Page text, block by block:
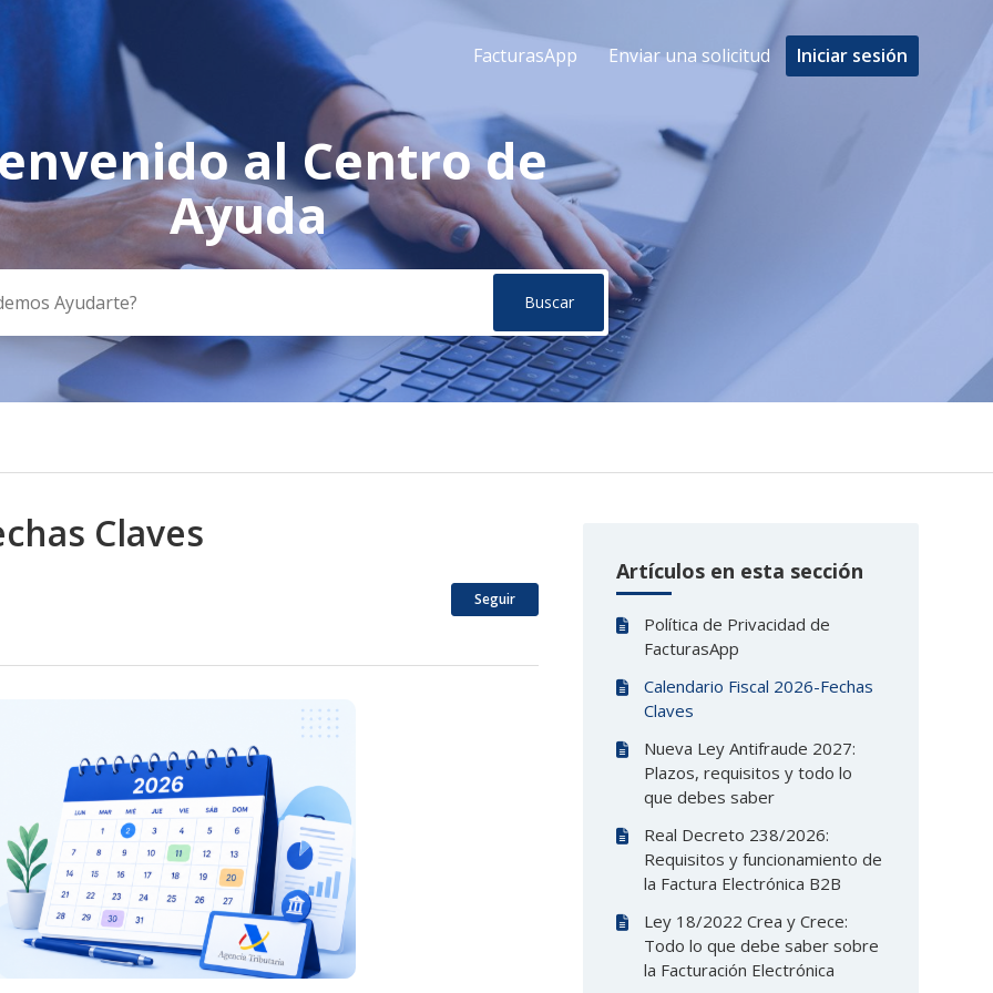
FacturasApp Enviar una solicitud Iniciar sesión
al Centro de
Ayuda
Artículos en esta sección
Política de Privacidad de
FacturasApp
Calendario Fiscal 2026-Fechas
Claves
Nueva Ley Antifraude 2027:
Plazos, requisitos y todo lo
que debes saber
Real Decreto 238/2026:
Requisitos y funcionamiento de
la Factura Electrónica B2B
Ley 18/2022 Crea y Crece:
Todo lo que debe saber sobre
la Facturación Electrónica
Claves
Seguir Nadie lo sigue aún